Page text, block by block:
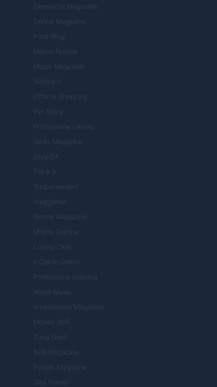
Cineverse Magazine
Donne Magazine
Food Blog
Milano Notizie
Motor Magazine
Notizie.it
Offerte Shopping
Pet Story
Professione Lavoro
Sport Magazine
Style24
Think.it
Tuobenessere
Viaggiamo
Nonne Magazine
Milano Cortina
Luxury Club
Il Calcio Online
Professione mamma
World Music
Investimenti Magazine
Money 365
Zona Nerd
B2B Magazine
People Magazine
Day Travel